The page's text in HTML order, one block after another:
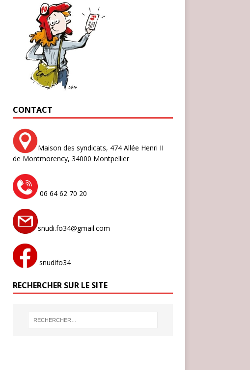
CONTACT
Maison des syndicats, 474 Allée Henri II
de Montmorency, 34000 Montpellier
06 64 62 70 20
snudi.fo34@gmail.com
snudifo34
RECHERCHER SUR LE SITE